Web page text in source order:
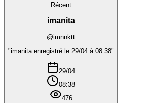
Récent
imanita
@imnnktt
"imanita enregistré le 29/04 à 08:38"
29/04
08:38
476